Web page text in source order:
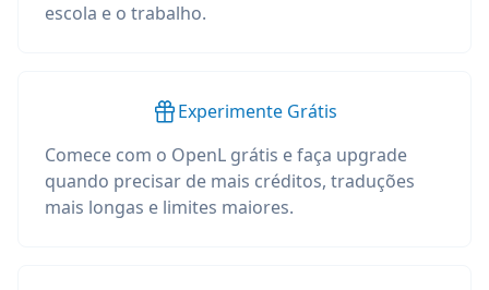
escola e o trabalho.
Experimente Grátis
Comece com o OpenL grátis e faça upgrade
quando precisar de mais créditos, traduções
mais longas e limites maiores.